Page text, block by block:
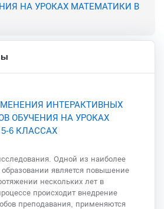
НА УРОКАХ МАТЕМАТИКИ В
ИНТЕРАКТИВНЫХ
ОБУЧЕНИЯ НА УРОКАХ
6 КЛАССАХ
Одной из наиболее
является повышение
нескольких лет в
происходит внедрение
преподавания, применяются